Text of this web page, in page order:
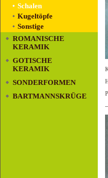
Schalen
Kugeltöpfe
Sonstige
ROMANISCHE
KERAMIK
GOTISCHE
KERAMIK
SONDERFORMEN
BARTMANNSKRÜGE